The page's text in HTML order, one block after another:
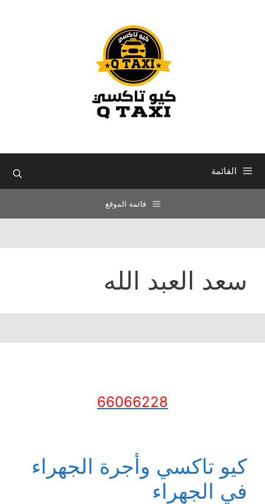
القائمة
قائمة الموقع
سعد العبد الله
66066228
كيو تاكسي وأجرة الجهراء
في الجهراء